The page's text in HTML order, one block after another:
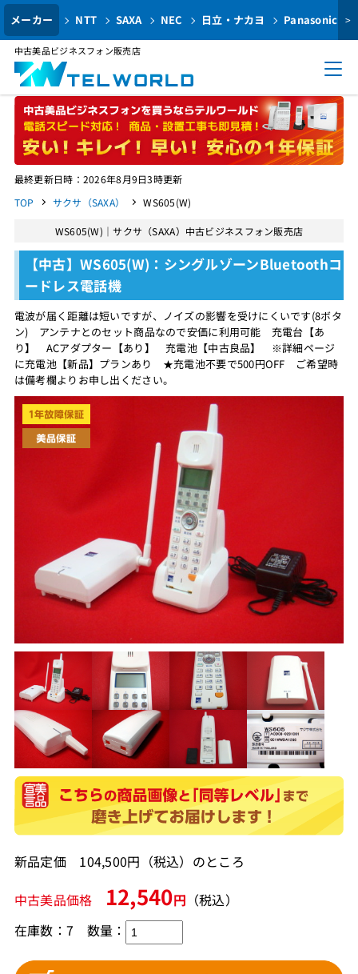
メーカー NTT SAXA NEC 日立・ナカヨ Panasonic >
中古美品ビジネスフォン販売店
最終更新日時：2026年8月9日3時更新
TOP
サクサ（SAXA） WS605(W)
WS605(W)｜サクサ（SAXA）中古ビジネスフォン販売店
【中古】WS605(W)：シングルゾーンBluetoothコ
ードレス電話機
電波が届く距離は短いですが、ノイズの影響を受けにくいです(8ボタ
ン) アンテナとのセット商品なので安価に利用可能 充電台【あ
り】 ACアダプター【あり】 充電池【中古良品】 ※詳細ページ
に充電池【新品】プランあり ★充電池不要で500円OFF ご希望時
は備考欄よりお申し出ください。
新品定価 104,500円（税込）のところ
中古美品価格 12,540円 （税込）
在庫数：7 数量：